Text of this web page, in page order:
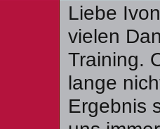
Liebe
vielen
Training.
lange
Ergebnis